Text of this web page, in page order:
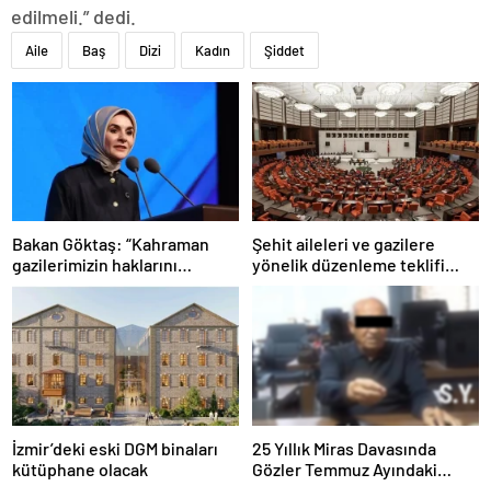
edilmeli.” dedi.
Aile Baş Dizi Kadın Şiddet
Bakan Göktaş: “Kahraman
gazilerimizin haklarını
güçlendiren yeni bir dönemin
kapılarını aralıyoruz”
Şehit aileleri ve gazilere
yönelik düzenleme teklifi
Meclis’te kabul edildi
İzmir’deki eski DGM binaları
kütüphane olacak
25 Yıllık Miras Davasında
Gözler Temmuz Ayındaki